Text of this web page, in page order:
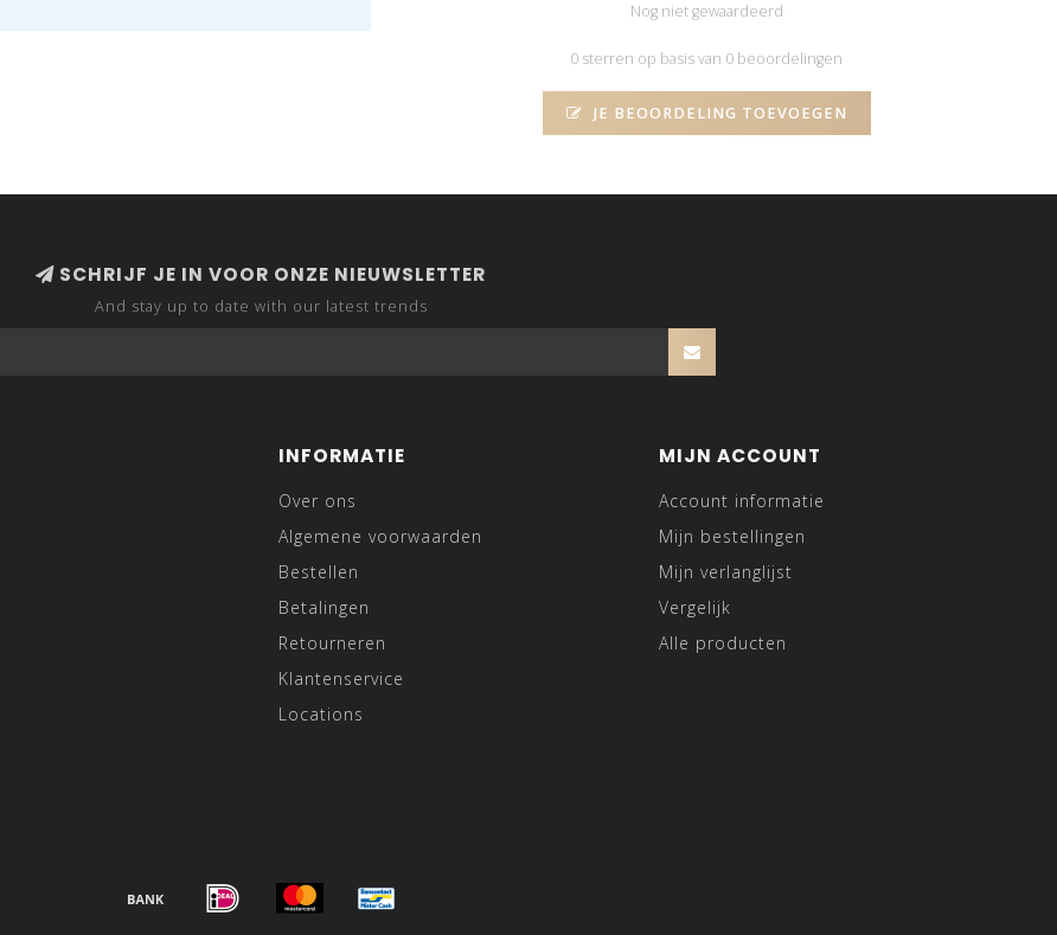
Nog niet gewaardeerd
0 sterren op basis van 0 beoordelingen
JE BEOORDELING TOEVOEGEN
SCHRIJF JE IN VOOR ONZE NIEUWSLETTER
And stay up to date with our latest trends
INFORMATIE
Over ons
Algemene voorwaarden
Bestellen
Betalingen
Retourneren
Klantenservice
Locations
MIJN ACCOUNT
Account informatie
Mijn bestellingen
Mijn verlanglijst
Vergelijk
Alle producten